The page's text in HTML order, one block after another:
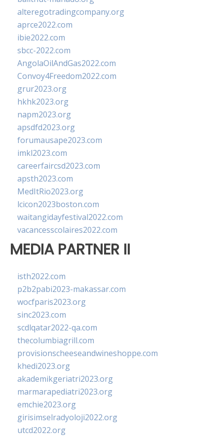
alteregotradingcompany.org
aprce2022.com
ibie2022.com
sbcc-2022.com
AngolaOilAndGas2022.com
Convoy4Freedom2022.com
grur2023.org
hkhk2023.org
napm2023.org
apsdfd2023.org
forumausape2023.com
imkl2023.com
careerfaircsd2023.com
apsth2023.com
MedItRio2023.org
lcicon2023boston.com
waitangidayfestival2022.com
vacancesscolaires2022.com
MEDIA PARTNER II
isth2022.com
p2b2pabi2023-makassar.com
wocfparis2023.org
sinc2023.com
scdlqatar2022-qa.com
thecolumbiagrill.com
provisionscheeseandwineshoppe.com
khedi2023.org
akademikgeriatri2023.org
marmarapediatri2023.org
emchie2023.org
girisimselradyoloji2022.org
utcd2022.org